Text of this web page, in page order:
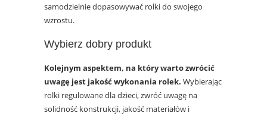
samodzielnie dopasowywać rolki do swojego
wzrostu.
Wybierz dobry produkt
Kolejnym aspektem, na który warto zwrócić
uwagę jest jakość wykonania rolek. Wybierając
rolki regulowane dla dzieci, zwróć uwagę na
solidność konstrukcji, jakość materiałów i